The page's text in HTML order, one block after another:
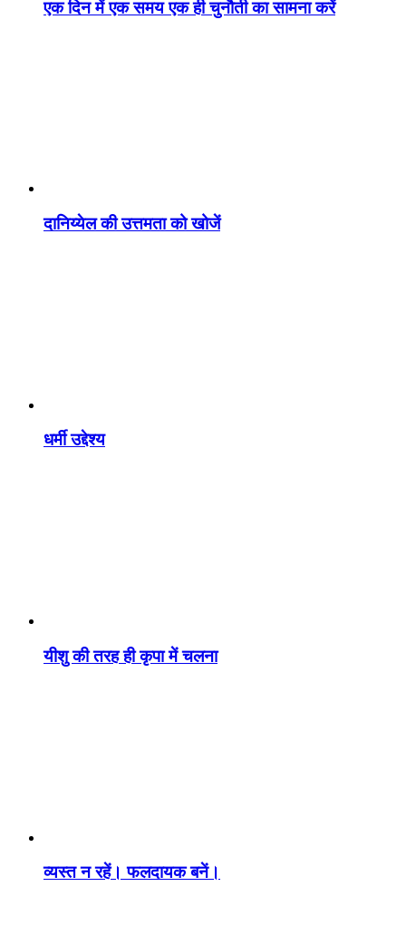
एक दिन में एक समय एक ही चुनौती का सामना करें
दानिय्येल की उत्तमता को खोजें
धर्मी उद्देश्य
यीशु की तरह ही कृपा में चलना
व्यस्त न रहें। फलदायक बनें।